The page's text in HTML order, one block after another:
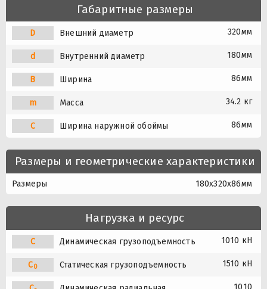
Габаритные размеры
D Внешний диаметр 320мм
d Внутренний диаметр 180мм
B Ширина 86мм
m Масса 34.2 кг
C Ширина наружной обоймы 86мм
Размеры и геометрические характеристики
Размеры 180x320x86мм
Нагрузка и ресурс
C Динамическая грузоподъемность 1010 кН
C0 Статическая грузоподъемность 1510 кН
1010